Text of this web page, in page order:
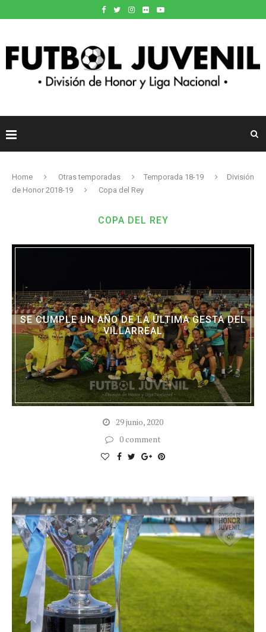
Home Otras temporadas Temporada 18-19
División
de Honor 2018-19
Copa del Rey
COPA DEL REY
SE CUMPLE UN AÑO DE LA ÚLTIMA GESTA DEL
VILLARREAL
29 junio, 2020
0 comment